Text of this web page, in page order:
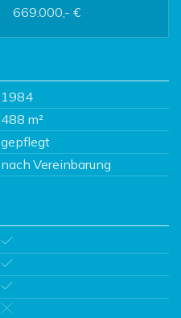
669.000,- €
1984
488 m²
gepflegt
nach Vereinbarung